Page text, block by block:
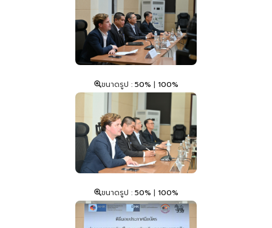
ขนาดรูป : 50% | 100%
ขนาดรูป : 50% | 100%